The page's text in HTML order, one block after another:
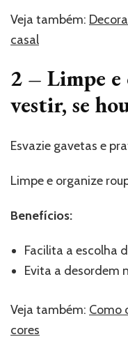
Veja também:
casal
2 – Limpe e
vestir, se
Esvazie gavetas e
Limpe e organize
Benefícios:
Facilita a escolha
Evita a desordem
Veja também: Como
cores